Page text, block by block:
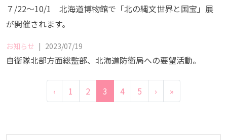
７/22～10/1 北海道博物館で「北の縄文世界と国宝」展
が開催されます。
お知らせ | 2023/07/19
自衛隊北部方面総監部、北海道防衛局への要望活動。
‹ 1 2 3 4 5 › »